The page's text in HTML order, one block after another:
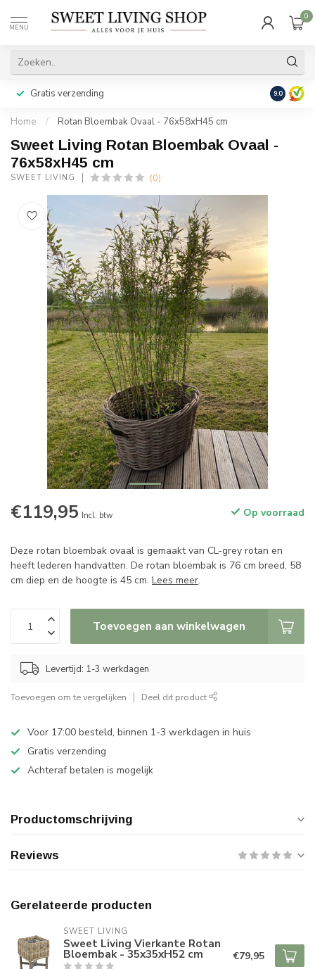
MENU
0
Gratis verzending Achteraf
9.0
Home / Rotan Bloembak Ovaal - 76x58xH45 cm
Sweet Living Rotan Bloembak Ovaal -
76x58xH45 cm
SWEET LIVING (0)
€119,95 Incl. btw Op voorraad
Deze rotan bloembak ovaal is gemaakt van CL-grey rotan en
heeft lederen handvatten. De rotan bloembak is 76 cm breed, 58
cm diep en de hoogte is 45 cm. Lees meer.
Toevoegen aan winkelwagen
Levertijd: 1-3 werkdagen
Toevoegen om te vergelijken Deel dit product
Voor 17:00 besteld, binnen 1-3 werkdagen in huis
Gratis verzending
Achteraf betalen is mogelijk
Productomschrijving
Reviews
Gerelateerde producten
SWEET LIVING
Sweet Living Vierkante Rotan
Bloembak - 35x35xH52 cm €79,95